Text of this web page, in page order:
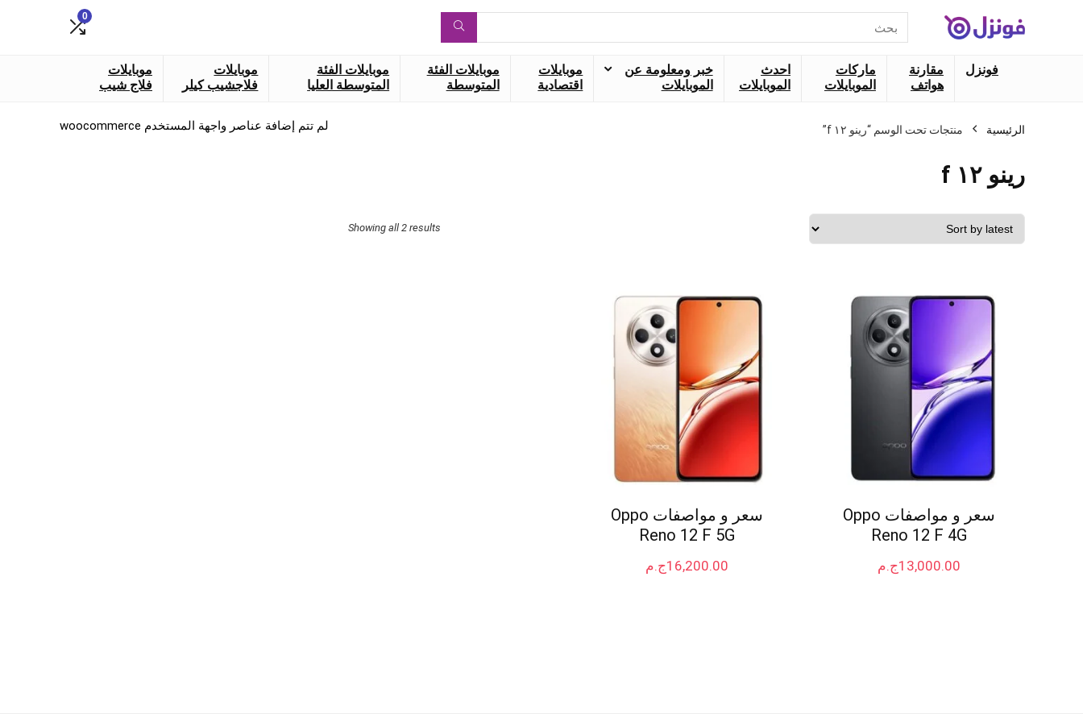
عن:
0
فونزل
مقارنة
هواتف
ماركات
الموبايلات
احدث
الموبايلات
خبر ومعلومة عن
الموبايلات
موبايلات
اقتصادية
موبايلات الفئة
المتوسطة
موبايلات الفئة
المتوسطة العليا
موبايلات
فلاجشيب كيلر
موبايلات
فلاج شيب
الرئيسية منتجات تحت الوسم “رينو ١٢ f”
رينو ١٢ f
Showing all 2 results
Sorted
سعر و مواصفات Oppo
Reno 12 F 4G
ج.م13,000.00
سعر و مواصفات Oppo
Reno 12 F 5G
ج.م16,200.00
لم تتم إضافة عناصر واجهة المستخدم woocommerce